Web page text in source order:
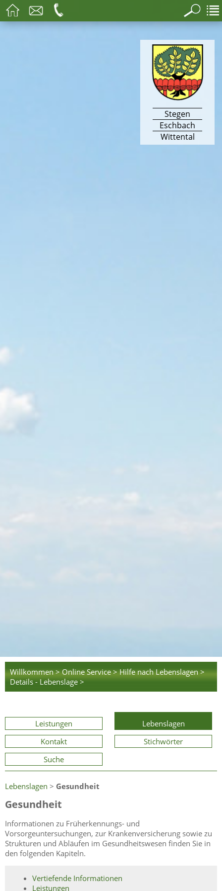
Stegen
Eschbach
Wittental
Willkommen > Online Service > Hilfe nach Lebenslagen >
Details - Lebenslage >
Leistungen
Lebenslagen
Kontakt
Stichwörter
Suche
Lebenslagen > Gesundheit
Gesundheit
Informationen zu Früherkennungs- und
Vorsorgeuntersuchungen, zur Krankenversicherung sowie zu
Strukturen und Abläufen im Gesundheitswesen finden Sie in
den folgenden Kapiteln.
Vertiefende Informationen
Leistungen